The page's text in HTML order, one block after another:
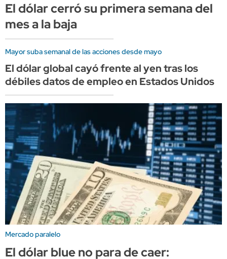
El dólar cerró su primera semana del
mes a la baja
Mayor suba semanal de las acciones desde mayo
El dólar global cayó frente al yen tras los
débiles datos de empleo en Estados Unidos
Mercado paralelo
El dólar blue no para de caer: